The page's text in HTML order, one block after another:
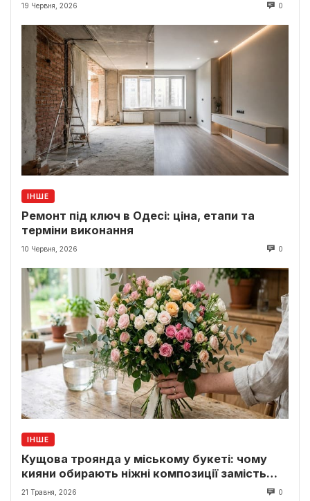
19 Червня, 2026 0
ІНШЕ
Ремонт під ключ в Одесі: ціна, етапи та
терміни виконання
10 Червня, 2026 0
ІНШЕ
Кущова троянда у міському букеті: чому
кияни обирають ніжні композиції замість
класики
21 Травня, 2026 0